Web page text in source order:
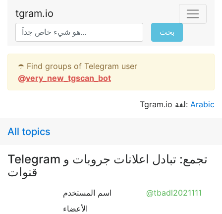
tgram.io
بحث
☂️ Find groups of Telegram user
@very_new_tgscan_bot
Tgram.io لغة: Arabic
All topics
Telegram تجمع: تبادل اعلانات جروبات و
قنوات
اسم المستخدم
@tbadl2021111
الأعضاء